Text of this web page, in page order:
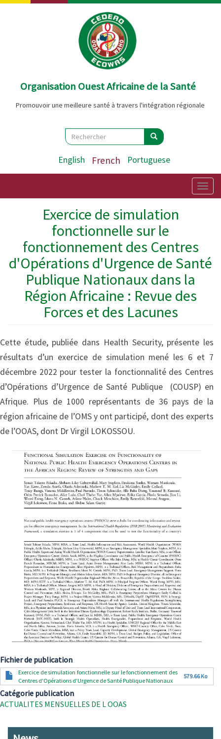
Aller
Organisation Ouest Africaine de la Santé
Promouvoir une meilleure santé à travers l'intégration régionale
Search
Rechercher Rechercher
English French Portuguese
Exercice de simulation
fonctionnelle sur le
fonctionnement des Centres
d'Opérations d'Urgence de Santé
Publique Nationaux dans la
Région Africaine : Revue des
Forces et des Lacunes
Cette étude, publiée dans Health Security, présente les
résultats d’un exercice de simulation mené les 6 et 7
décembre 2022 pour tester la fonctionnalité des Centres
d’Opérations d’Urgence de Santé Publique (COUSP) en
Afrique. Plus de 1000 représentants de 36 pays de la
région africaine de l’OMS y ont participé, dont des experts
de l’OOAS, dont Dr Virgil LOKOSSOU.
Fichier de publication
DocumentExercice de simulation fonctionnelle sur le fonctionnement des
Centres d'Opérations d'Urgence de Santé Publique Nationaux
579.66 Ko
Catégorie publication
ACTUALITES MENSUELLES DE L OOAS